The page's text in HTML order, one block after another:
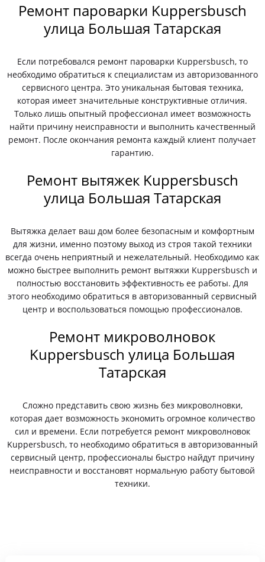
Ремонт пароварки Kuppersbusch
улица Большая Татарская
Если потребовался ремонт пароварки Kuppersbusch, то
необходимо обратиться к специалистам из авторизованного
сервисного центра. Это уникальная бытовая техника,
которая имеет значительные конструктивные отличия.
Только лишь опытный профессионал имеет возможность
найти причину неисправности и выполнить качественный
ремонт. После окончания ремонта каждый клиент получает
гарантию.
Ремонт вытяжек Kuppersbusch
улица Большая Татарская
Вытяжка делает ваш дом более безопасным и комфортным
для жизни, именно поэтому выход из строя такой техники
всегда очень неприятный и нежелательный. Необходимо как
можно быстрее выполнить ремонт вытяжки Kuppersbusch и
полностью восстановить эффективность ее работы. Для
этого необходимо обратиться в авторизованный сервисный
центр и воспользоваться помощью профессионалов.
Ремонт микроволновок
Kuppersbusch улица Большая
Татарская
Сложно представить свою жизнь без микроволновки,
которая дает возможность экономить огромное количество
сил и времени. Если потребуется ремонт микроволновок
Kuppersbusch, то необходимо обратиться в авторизованный
сервисный центр, профессионалы быстро найдут причину
неисправности и восстановят нормальную работу бытовой
техники.